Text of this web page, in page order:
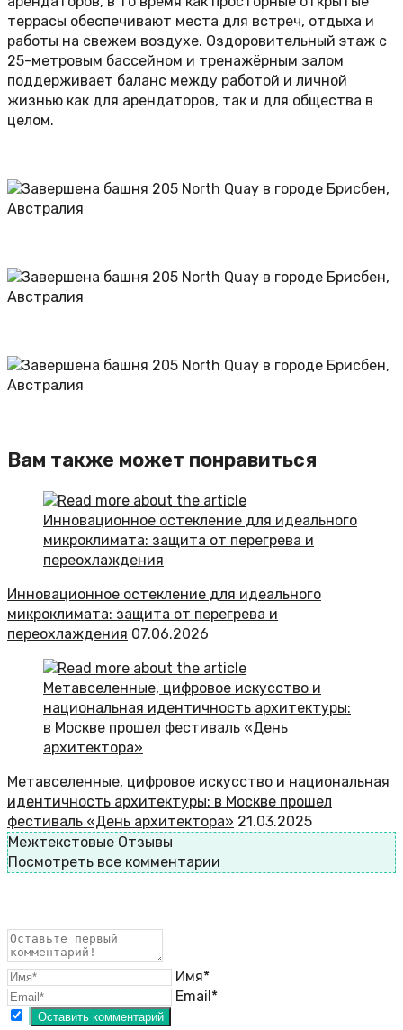
террасы обеспечивают места для встреч, отдыха и
работы на свежем воздухе. Оздоровительный этаж с
25-метровым бассейном и тренажёрным залом
поддерживает баланс между работой и личной
жизнью как для арендаторов, так и для общества в
целом.
Вам также может понравиться
Инновационное остекление для идеального
микроклимата: защита от перегрева и
переохлаждения 07.06.2026
Метавселенные, цифровое искусство и национальная
идентичность архитектуры: в Москве прошел
фестиваль «День архитектора» 21.03.2025
Межтекстовые Отзывы
Посмотреть все комментарии
Имя*
Email*